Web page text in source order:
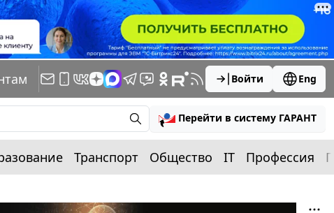
Войти Eng
Перейти в систему ГАРАНТ
Транспорт Общество IT Профессия